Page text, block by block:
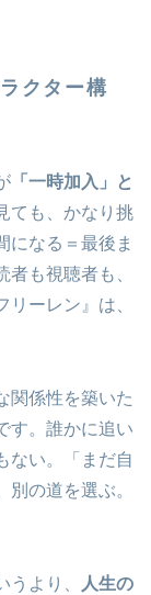
クター構
「一時加入」と
ても、かなり挑
になる＝最後ま
も視聴者も、
ーレン』は、
関係性を築いた
す。誰かに追い
ない。「まだ自
の道を選ぶ。
より、
人生の